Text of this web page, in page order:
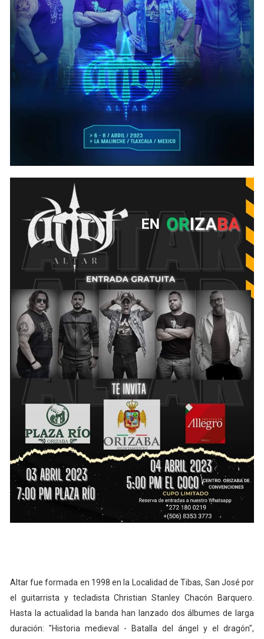
Altar fue formada en 1998 en la Localidad de Tibas, San José por
el guitarrista y tecladista Christian Stanley Chacón Barquero.
Hasta la actualidad la banda han lanzado dos álbumes de larga
duración: "Historia medieval - Batalla del ángel y el dragón",